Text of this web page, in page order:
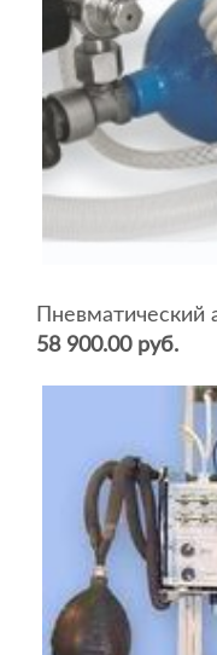
58 900.00 руб.